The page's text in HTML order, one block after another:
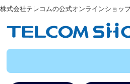
株式会社テレコムの公式オンラインショッ